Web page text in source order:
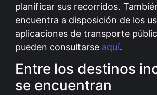
planificar sus recorridos.
encuentra a disposición de los
aplicaciones de transporte
pueden consultarse aquí.
Entre los destinos
se encuentran